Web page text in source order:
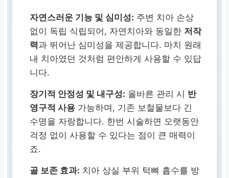
자연스러운 기능 및 심미성: 주변 치아 손상
없이 독립 식립되어, 자연치아와 동일한 저작
력과 뛰어난 심미성을 제공합니다. 마치 원래
내 치아였던 것처럼 편안하게 사용할 수 있답
니다.
장기적 안정성 및 내구성: 올바른 관리 시 반
영구적 사용 가능하며, 기존 보철물보다 긴
수명을 자랑합니다. 한번 시술하면 오랫동안
걱정 없이 사용할 수 있다는 점이 큰 매력이
죠.
골 보존 효과: 치아 상실 부위 턱뼈 흡수를 방